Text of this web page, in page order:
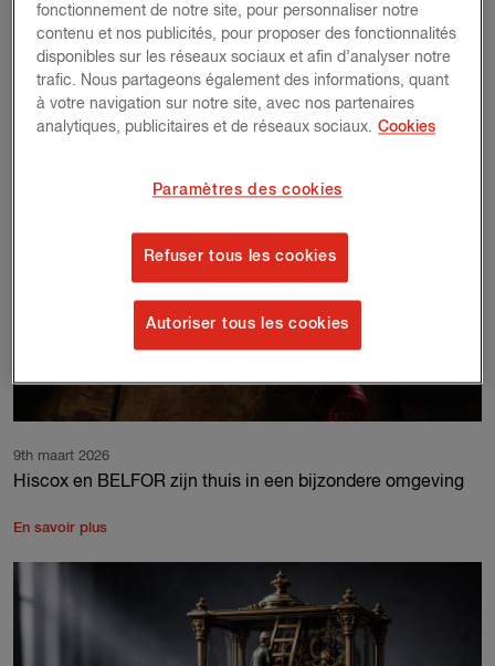
9th maart 2026
Hiscox en BELFOR zijn thuis in een bijzondere omgeving
En savoir plus
fonctionnement de notre site, pour personnaliser notre
contenu et nos publicités, pour proposer des fonctionnalités
disponibles sur les réseaux sociaux et afin d’analyser notre
trafic. Nous partageons également des informations, quant
à votre navigation sur notre site, avec nos partenaires
analytiques, publicitaires et de réseaux sociaux. Cookies
Paramètres des cookies
Refuser tous les cookies
Autoriser tous les cookies